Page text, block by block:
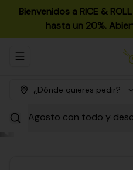
Bienvenidos a RICE &
hasta un 20%.
Abrir menu de navegación
¿Dónde quieres pedir?
Agosto con todo y